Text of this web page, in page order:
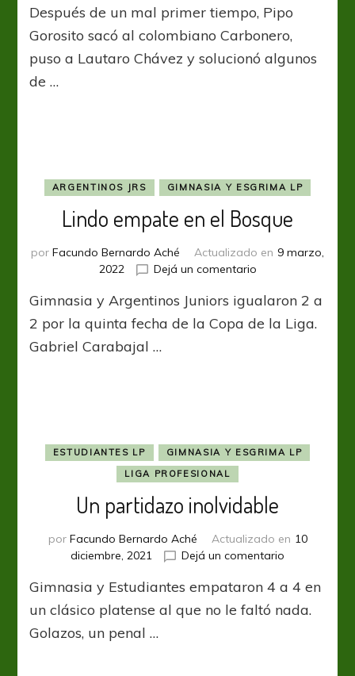
arregló
en
talleres
Después de un mal primer tiempo, Pipo
Gorosito sacó al colombiano Carbonero,
puso a Lautaro Chávez y solucionó algunos
de …
ARGENTINOS JRS GIMNASIA Y ESGRIMA LP
Lindo empate en el Bosque
por Facundo Bernardo Aché Actualizado en 9 marzo,
2022
Dejá un comentarioen
empate
en
Gimnasia y Argentinos Juniors igualaron 2 a
2 por la quinta fecha de la Copa de la Liga.
Gabriel Carabajal …
ESTUDIANTES LP
GIMNASIA Y ESGRIMA LP
LIGA PROFESIONAL
Un partidazo inolvidable
por Facundo Bernardo Aché Actualizado en 10
diciembre, 2021
Dejá un comentario
partidazo
inolvidable
Gimnasia y Estudiantes empataron 4 a 4 en
un clásico platense al que no le faltó nada.
Golazos, un penal …